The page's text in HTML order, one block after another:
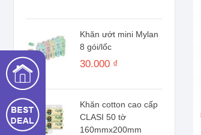
Khăn ướt mini Mylan
8 gói/lốc
30.000 ₫
Khăn cotton cao cấp
CLASI 50 tờ
160mmx200mm